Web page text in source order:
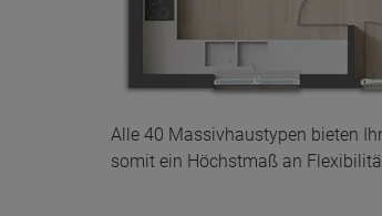
Alle 40 Massivhaustypen bieten
somit ein Höchstmaß an